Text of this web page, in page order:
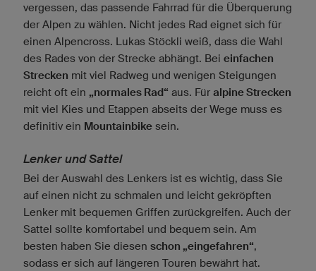
vergessen, das passende Fahrrad für die Überquerung
der Alpen zu wählen. Nicht jedes Rad eignet sich für
einen Alpencross. Lukas Stöckli weiß, dass die Wahl
des Rades von der Strecke abhängt. Bei einfachen
Strecken mit viel Radweg und wenigen Steigungen
reicht oft ein „normales Rad“ aus. Für alpine Strecken
mit viel Kies und Etappen abseits der Wege muss es
definitiv ein Mountainbike sein.
Lenker und Sattel
Bei der Auswahl des Lenkers ist es wichtig, dass Sie
auf einen nicht zu schmalen und leicht gekröpften
Lenker mit bequemen Griffen zurückgreifen. Auch der
Sattel sollte komfortabel und bequem sein. Am
besten haben Sie diesen schon „eingefahren“,
sodass er sich auf längeren Touren bewährt hat.